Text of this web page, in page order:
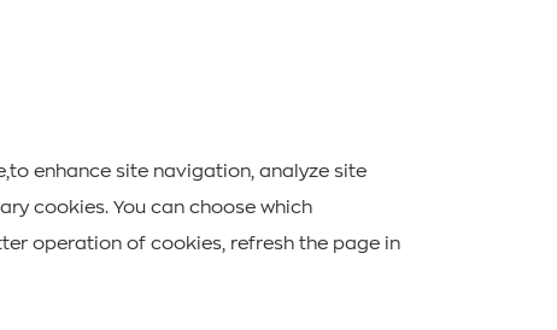
enhance site navigation, analyze site
cookies. You can choose which
operation of cookies, refresh the page in